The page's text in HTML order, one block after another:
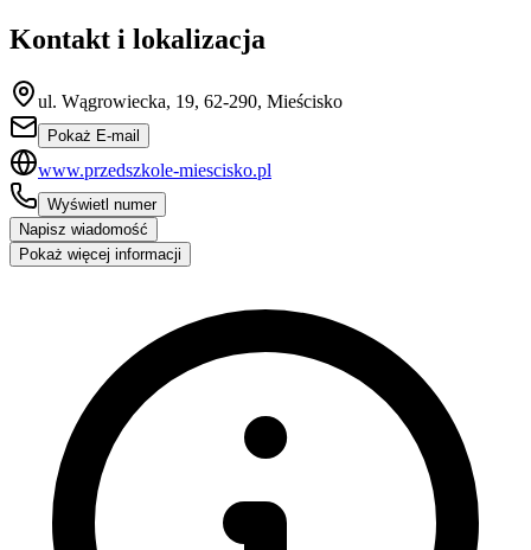
Kontakt i lokalizacja
ul. Wągrowiecka, 19, 62-290, Mieścisko
Pokaż E-mail
www.przedszkole-miescisko.pl
Wyświetl numer
Napisz wiadomość
Pokaż więcej informacji